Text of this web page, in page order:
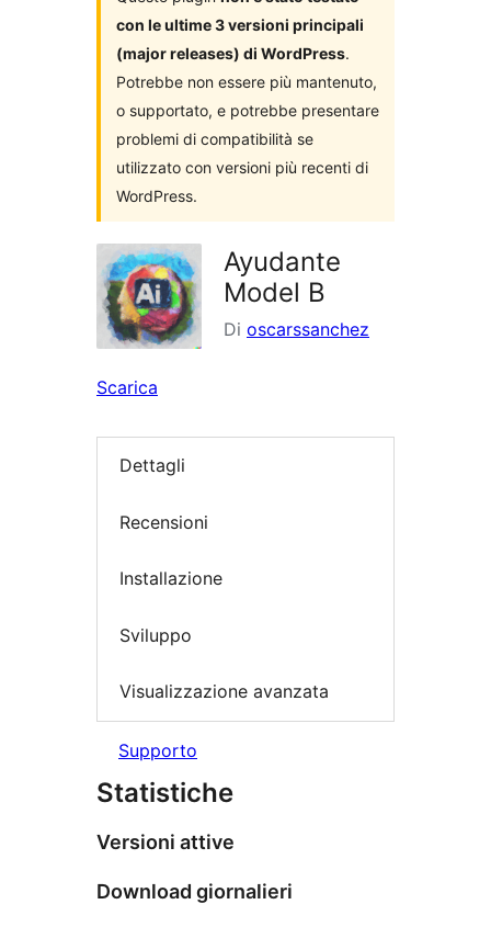
con le ultime 3 versioni principali
(major releases) di WordPress.
Potrebbe non essere più mantenuto,
o supportato, e potrebbe presentare
problemi di compatibilità se
utilizzato con versioni più recenti di
WordPress.
Ayudante
Model B
Di oscarssanchez
Scarica
Dettagli
Recensioni
Installazione
Sviluppo
Visualizzazione avanzata
Supporto
Statistiche
Versioni attive
Download giornalieri